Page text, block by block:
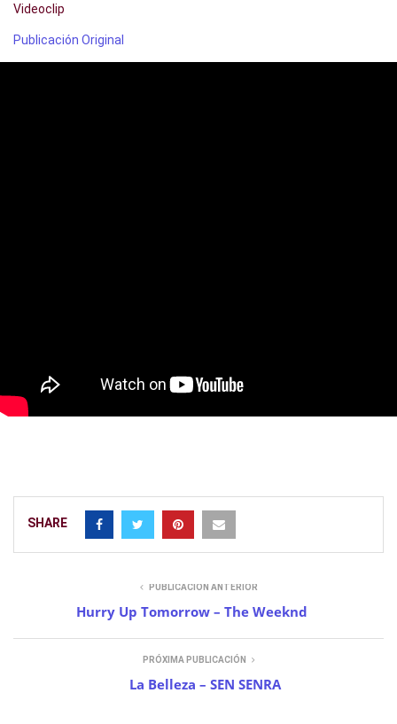
Videoclip
Publicación Original
SHARE
PUBLICACIÓN ANTERIOR
Hurry Up Tomorrow – The Weeknd
PRÓXIMA PUBLICACIÓN
La Belleza – SEN SENRA